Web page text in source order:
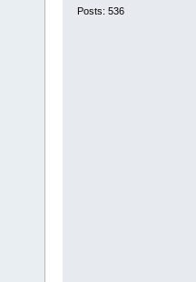
Posts: 536